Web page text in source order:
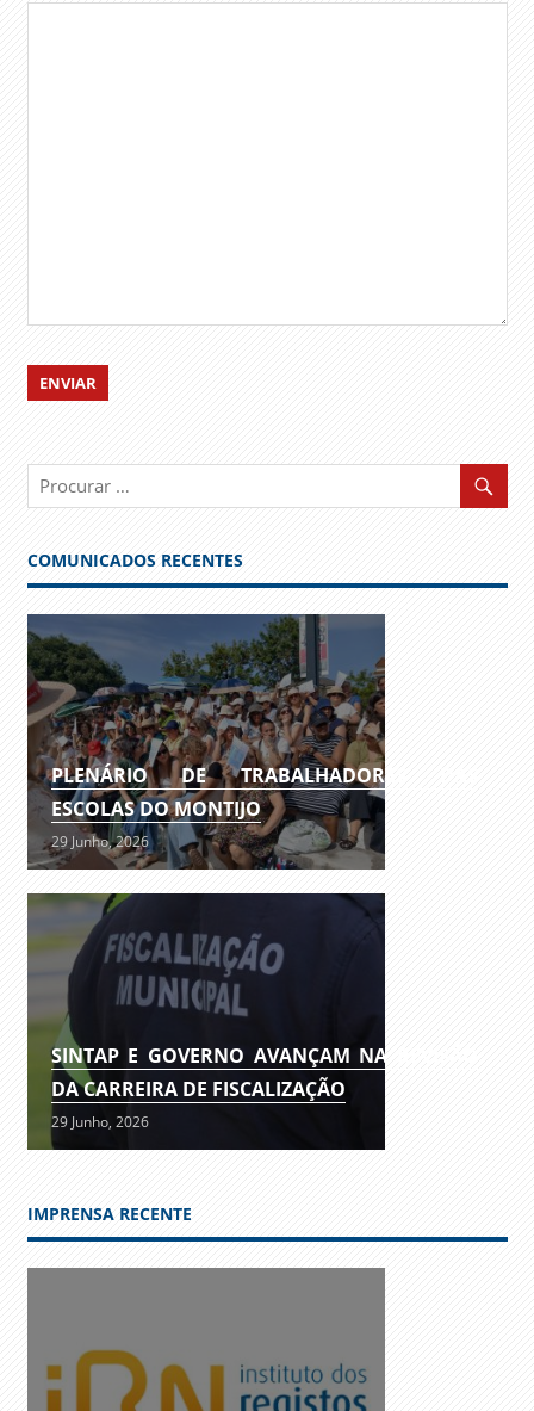
COMUNICADOS RECENTES
PLENÁRIO DE TRABALHADORES DAS
ESCOLAS DO MONTIJO
29 Junho, 2026
SINTAP E GOVERNO AVANÇAM NA REVISÃO
DA CARREIRA DE FISCALIZAÇÃO
29 Junho, 2026
IMPRENSA RECENTE